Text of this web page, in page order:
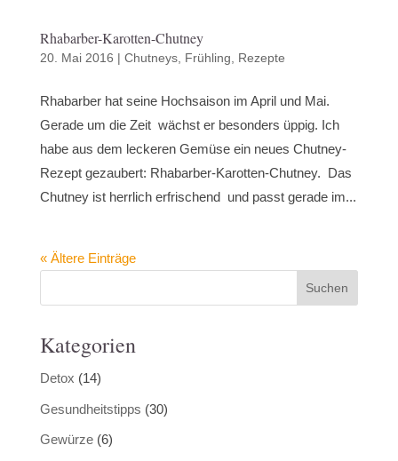
Rhabarber-Karotten-Chutney
20. Mai 2016 | Chutneys, Frühling Rezepte
Rhabarber hat seine Hochsaison im April und Mai.
Gerade um die Zeit wächst er besonders üppig. Ich
habe aus dem leckeren Gemüse ein neues Chutney-
Rezept gezaubert: Rhabarber-Karotten-Chutney. Das
Chutney ist herrlich erfrischend und passt gerade im...
« Ältere Einträge
Kategorien
Detox (14)
Gesundheitstipps (30)
Gewürze(6)